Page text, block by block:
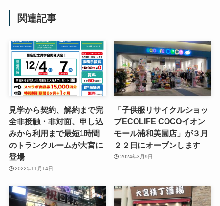
関連記事
見学から契約、解約まで完
全非接触・非対面、申し込
みから利用まで最短1時間
のトランクルームが大宮に
登場
2022年11月14日
「子供服リサイクルショッ
プECOLIFE COCOイオン
モール浦和美園店」が３月
２２日にオープンします
2024年3月9日